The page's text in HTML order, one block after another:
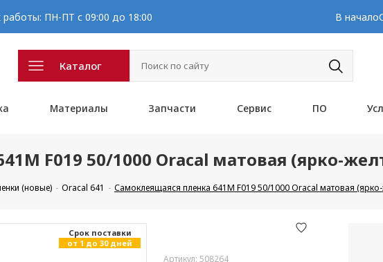
работы: ПН-ПТ с 09:00 до 18:00 В начало
Каталог
Материалы Запчасти Сервис ПО
F019 50/1000 Oracal матовая (ярко-
(новые) Oracal 641 Самоклеящаяся пленка 641M F019 50/1000 Oracal матовая
Cрок поставки
от 1 до 30 дней
Артикул: 508264